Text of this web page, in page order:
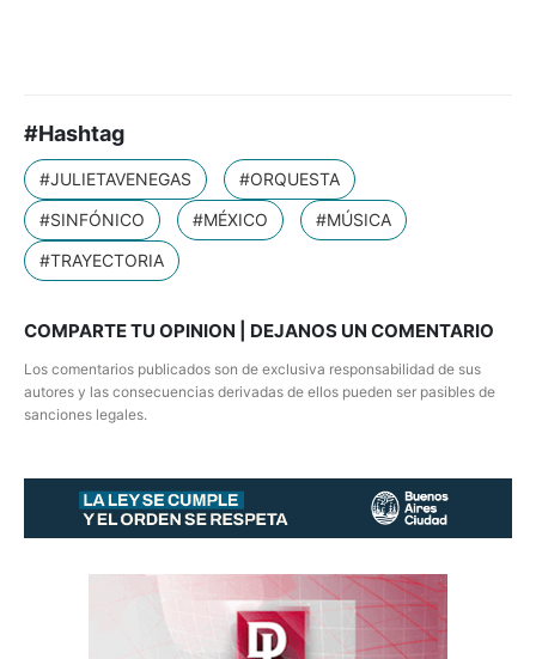
#Hashtag
#JULIETAVENEGAS
#ORQUESTA
#SINFÓNICO
#MÉXICO
#MÚSICA
#TRAYECTORIA
COMPARTE TU OPINION | DEJANOS UN COMENTARIO
Los comentarios publicados son de exclusiva responsabilidad de sus
autores y las consecuencias derivadas de ellos pueden ser pasibles de
sanciones legales.